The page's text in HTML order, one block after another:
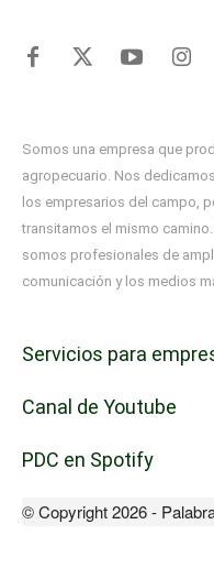
Somos una empresa que
agropecuario. Nos
los empresarios del campo,
transitamos el mismo
somos profesionales de
comunicación y los medios
Servicios para
Canal de Youtube
PDC en Spotify
© Copyright 2026 -